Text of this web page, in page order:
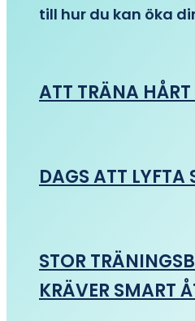
till hur du kan öka
ATT TRÄNA
DAGS ATT LYFTA
STOR
KRÄVER SMART